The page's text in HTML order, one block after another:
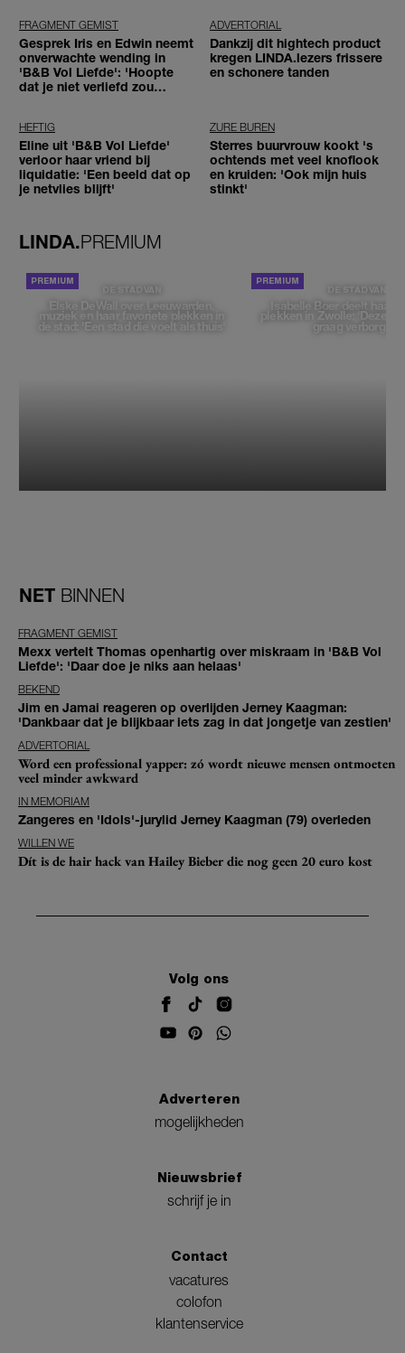
FRAGMENT GEMIST
Gesprek Iris en Edwin neemt
onverwachte wending in
'B&B Vol Liefde': 'Hoopte
dat je niet verliefd zou
ADVERTORIAL
Dankzij dit hightech product
kregen LINDA.lezers frissere
en schonere tanden
HEFTIG
Eline uit 'B&B Vol Liefde'
verloor haar vriend bij
liquidatie: 'Een beeld dat op
je netvlies blijft'
ZURE BUREN
Sterres buurvrouw kookt 's
ochtends met veel knoflook
en kruiden: 'Ook mijn huis
stinkt'
LINDA.PREMIUM
DE STAD VAN
Elske DeWall over Leeuwarden,
muziek en haar favoriete plekken in
de stad: 'Een stad die voelt als thuis'
DE STAD VAN
Isabelle Boer deelt haar
plekken in Zwolle: 'Deze
graag verborgen'
NET BINNEN
FRAGMENT GEMIST
Mexx vertelt Thomas openhartig over miskraam in 'B&B Vol
Liefde': 'Daar doe je niks aan helaas'
BEKEND
Jim en Jamai reageren op overlijden Jerney Kaagman:
'Dankbaar dat je blijkbaar iets zag in dat jongetje van zestien'
ADVERTORIAL
Word een professional yapper: zó wordt nieuwe mensen ontmoeten
veel minder awkward
IN MEMORIAM
Zangeres en 'Idols'-jurylid Jerney Kaagman (79) overleden
WILLEN WE
Dít is de hair hack van Hailey Bieber die nog geen 20 euro kost
Volg ons
Adverteren
mogelijkheden
Nieuwsbrief
schrijf je in
Contact
vacatures
colofon
klantenservice